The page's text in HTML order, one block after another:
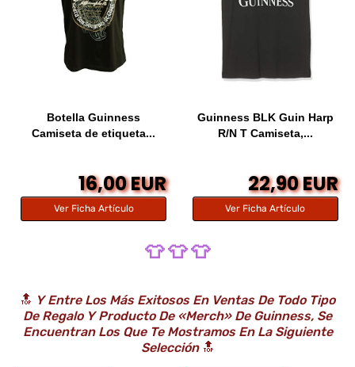
Botella Guinness
Camiseta de etiqueta...
16,00 EUR
Ver Ficha Artículo
Guinness BLK Guin Harp
R/N T Camiseta,...
22,90 EUR
Ver Ficha Artículo
👕 👕 👕
🔝 Y Entre Los Más Exitosos En Ventas De Todo Tipo
De Regalo Y Producto De «Merch» De Guinness, Se
Encuentran Los Que Te Mostramos En La Siguiente
Selección🔝